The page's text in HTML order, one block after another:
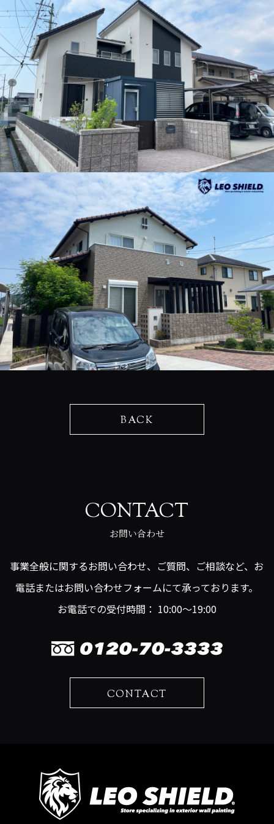
BACK
CONTACT
お問い合わせ
事業全般に関するお問い合わせ、ご質問、ご相談など、お
電話またはお問い合わせフォームにて承っております。
お電話での受付時間： 10:00～19:00
CONTACT